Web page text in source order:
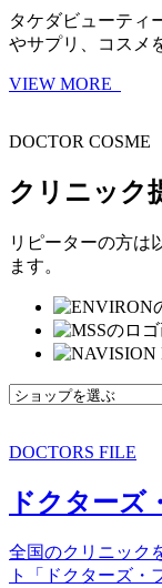
タケダビューティ
やサプリ、コスメ
VIEW MORE
DOCTOR COSME
クリニック
リピーターの方は
ます。
DOCTORS FILE
ドクターズ
全国のクリニック
ト「ドクターズ・